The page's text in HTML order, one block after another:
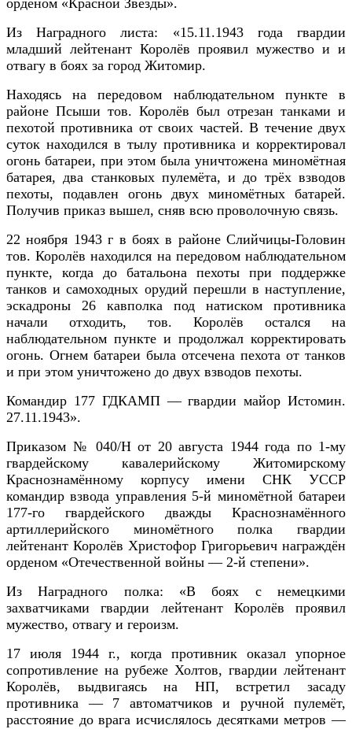
орденом «Красной Звезды».
Из Наградного листа: «15.11.1943 года гвардии
младший лейтенант Королёв проявил мужество и и
отвагу в боях за город Житомир.
Находясь на передовом наблюдательном пункте в
районе Псыши тов. Королёв был отрезан танками и
пехотой противника от своих частей. В течение двух
суток находился в тылу противника и корректировал
огонь батареи, при этом была уничтожена миномётная
батарея, два станковых пулемёта, и до трёх взводов
пехоты, подавлен огонь двух миномётных батарей.
Получив приказ вышел, сняв всю проволочную связь.
22 ноября 1943 г в боях в районе Слийчицы-Головин
тов. Королёв находился на передовом наблюдательном
пункте, когда до батальона пехоты при поддержке
танков и самоходных орудий перешли в наступление,
эскадроны 26 кавполка под натиском противника
начали отходить, тов. Королёв остался на
наблюдательном пункте и продолжал корректировать
огонь. Огнем батареи была отсечена пехота от танков
и при этом уничтожено до двух взводов пехоты.
Командир 177 ГДКАМП — гвардии майор Истомин.
27.11.1943».
Приказом № 040/Н от 20 августа 1944 года по 1-му
гвардейскому кавалерийскому Житомирскому
Краснознамённому корпусу имени СНК УССР
командир взвода управления 5-й миномётной батареи
177-го гвардейского дважды Краснознамённого
артиллерийского миномётного полка гвардии
лейтенант Королёв Христофор Григорьевич награждён
орденом «Отечественной войны — 2-й степени».
Из Наградного полка: «В боях с немецкими
захватчиками гвардии лейтенант Королёв проявил
мужество, отвагу и героизм.
17 июля 1944 г., когда противник оказал упорное
сопротивление на рубеже Холтов, гвардии лейтенант
Королёв, выдвигаясь на НП, встретил засаду
противника — 7 автоматчиков и ручной пулемёт,
расстояние до врага исчислялось десятками метров —